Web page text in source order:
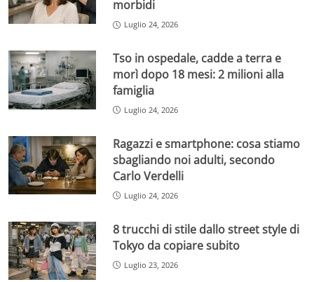
morbidi
Luglio 24, 2026
Tso in ospedale, cadde a terra e
morì dopo 18 mesi: 2 milioni alla
famiglia
Luglio 24, 2026
Ragazzi e smartphone: cosa stiamo
sbagliando noi adulti, secondo
Carlo Verdelli
Luglio 24, 2026
8 trucchi di stile dallo street style di
Tokyo da copiare subito
Luglio 23, 2026